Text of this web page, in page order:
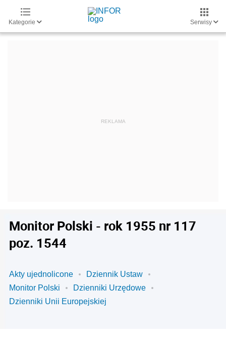
Kategorie Serwisy
Monitor Polski - rok 1955 nr 117
poz. 1544
Akty ujednolicone
Dziennik Ustaw
Monitor Polski
Dzienniki Urzędowe
Dzienniki Unii Europejskiej